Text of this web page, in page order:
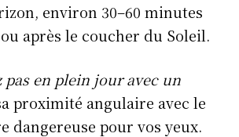
environ 30–60 minutes
après le coucher du Soleil.
pas en plein jour avec un
proximité angulaire avec le
dangereuse pour vos yeux.